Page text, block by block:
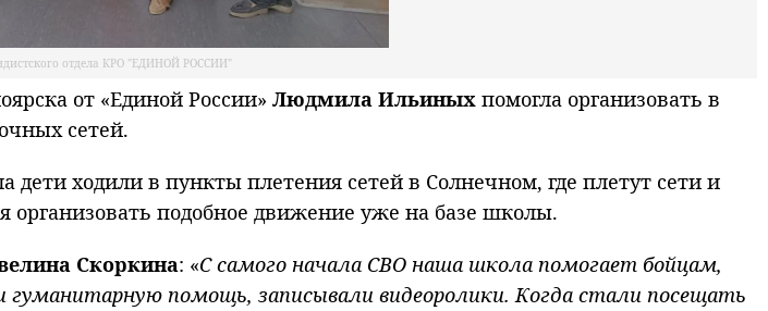
отдела КРО "ЕДИНОЙ РОССИИ"
от «Единой России» Людмила Ильиных помогла организовать в
сетей.
ходили в пункты плетения сетей в Солнечном, где плетут сети и
подобное движение уже на базе школы.
Скоркина: «С самого начала СВО наша школа помогает бойцам,
помощь, записывали видеоролики. Когда стали посещать